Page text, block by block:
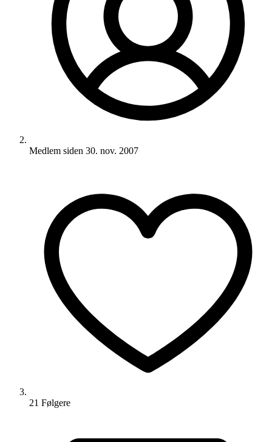
Medlem siden 30. nov. 2007
21 Følgere